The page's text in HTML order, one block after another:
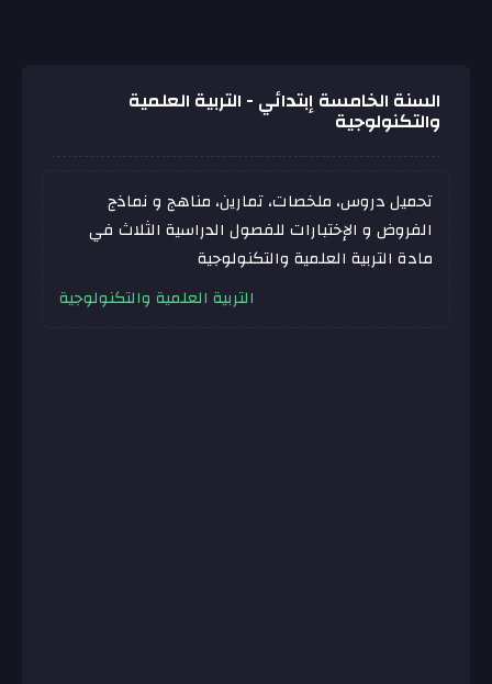
السنة الخامسة إبتدائي - التربية العلمية
والتكنولوجية
تحميل دروس، ملخصات، تمارين، مناهج و نماذج
الفروض و الإختبارات للفصول الدراسية الثلاث في
مادة التربية العلمية والتكنولوجية
التربية العلمية والتكنولوجية